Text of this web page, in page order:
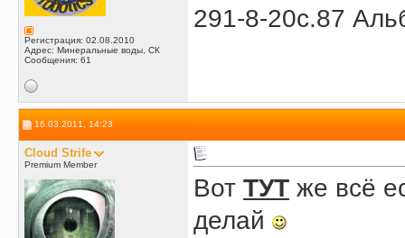
Регистрация: 02.08.2010
Адрес: Минеральные воды, СК
Сообщения: 61
291-8-20с.87
16.03.2011, 14:23
Cloud Strife
Premium Member
Вот ТУТ же всё
делай